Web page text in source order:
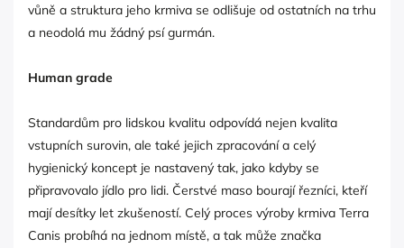
vůně a struktura jeho krmiva se odlišuje od ostatních na trhu
a neodolá mu žádný psí gurmán.
Human grade
Standardům pro lidskou kvalitu odpovídá nejen kvalita
vstupních surovin, ale také jejich zpracování a celý
hygienický koncept je nastavený tak, jako kdyby se
připravovalo jídlo pro lidi. Čerstvé maso bourají řezníci, kteří
mají desítky let zkušeností. Celý proces výroby krmiva Terra
Canis probíhá na jednom místě, a tak může značka